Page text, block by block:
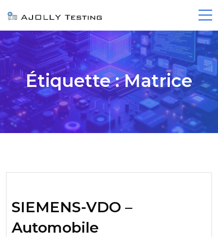
Étiquette :Matrice
SIEMENS-VDO –
Automobile